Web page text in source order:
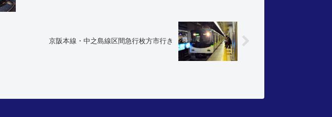
京阪本線・中之島線区間急行枚方市行き